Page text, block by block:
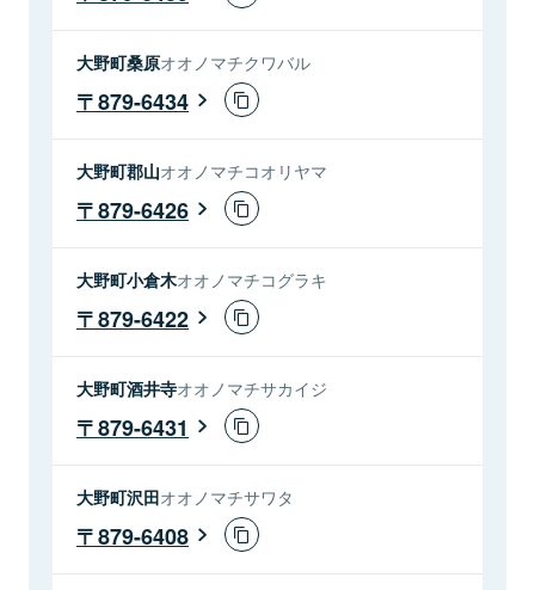
大野町桑原オオノマチクワバル
879-6434
大野町郡山オオノマチコオリヤマ
879-6426
大野町小倉木オオノマチコグラキ
879-6422
大野町酒井寺オオノマチサカイジ
879-6431
大野町沢田オオノマチサワタ
879-6408